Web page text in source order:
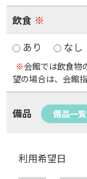
飲食 ※
あり
なし
※会館では飲食物
望の場合は、会館
備品 備品一覧
利用希望日